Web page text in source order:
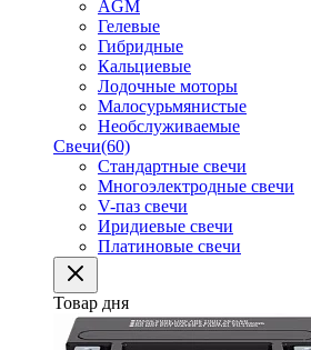
AGM
Гелевые
Гибридные
Кальциевые
Лодочные моторы
Малосурьмянистые
Необслуживаемые
Свечи(60)
Стандартные свечи
Многоэлектродные свечи
V-паз свечи
Иридиевые свечи
Платиновые свечи
Товар дня